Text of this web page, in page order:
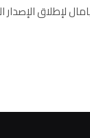
لإطلاق الإصدار